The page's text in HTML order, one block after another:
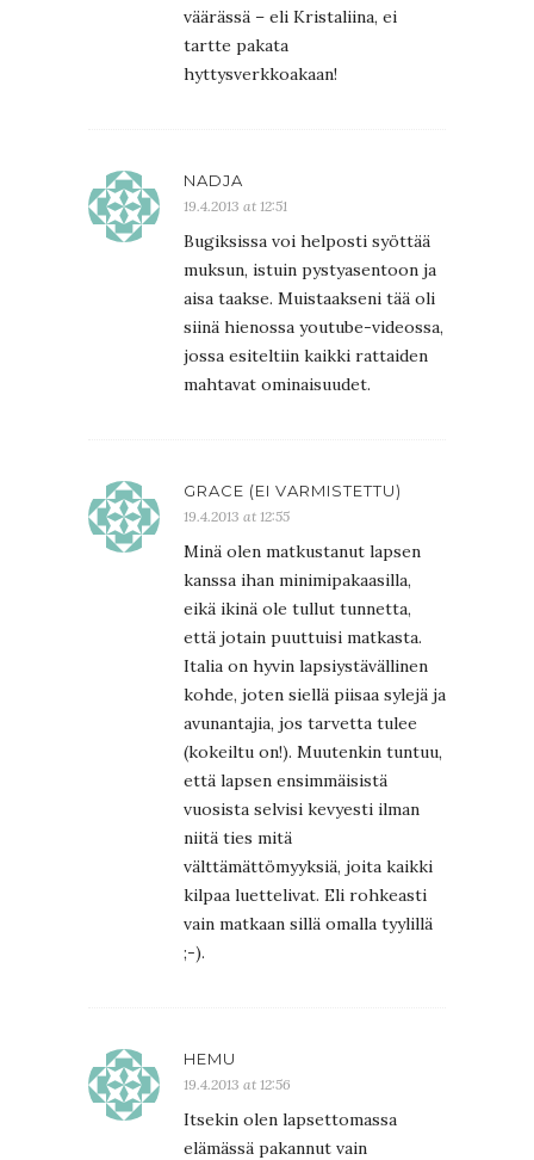
väärässä – eli Kristaliina, ei
tartte pakata
hyttysverkkoakaan!
NADJA
19.4.2013 at 12:51
Bugiksissa voi helposti syöttää
muksun, istuin pystyasentoon ja
aisa taakse. Muistaakseni tää oli
siinä hienossa youtube-videossa,
jossa esiteltiin kaikki rattaiden
mahtavat ominaisuudet.
GRACE (EI VARMISTETTU)
19.4.2013 at 12:55
Minä olen matkustanut lapsen
kanssa ihan minimipakaasilla,
eikä ikinä ole tullut tunnetta,
että jotain puuttuisi matkasta.
Italia on hyvin lapsiystävällinen
kohde, joten siellä piisaa sylejä ja
avunantajia, jos tarvetta tulee
(kokeiltu on!). Muutenkin tuntuu,
että lapsen ensimmäisistä
vuosista selvisi kevyesti ilman
niitä ties mitä
välttämättömyyksiä, joita kaikki
kilpaa luettelivat. Eli rohkeasti
vain matkaan sillä omalla tyylillä
;-).
HEMU
19.4.2013 at 12:56
Itsekin olen lapsettomassa
elämässä pakannut vain